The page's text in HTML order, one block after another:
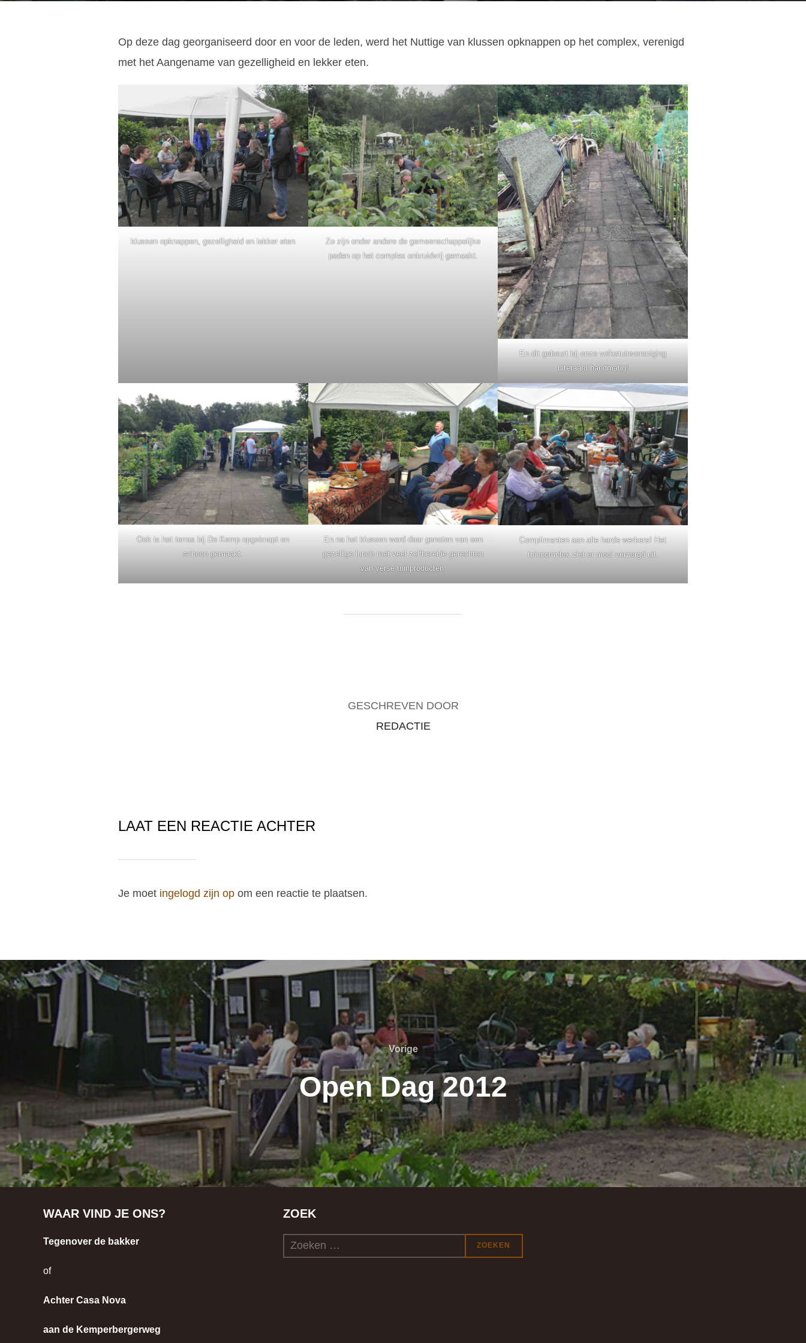
Op deze dag georganiseerd door en voor de leden, werd het Nuttige van klussen opknappen op het complex, verenigd
met het Aangename van gezelligheid en lekker eten.
klussen opknappen, gezelligheid en lekker eten
Zo zijn onder andere de gemeenschappelijke
paden op het complex onkruidvrij gemaakt.
En dit gebeurt bij onze volkstuinvereniging
uiteraard handmatig!
Ook is het terras bij De Kemp opgeknapt en
schoon gemaakt.
En na het klussen werd daar genoten van een
gezellige lunch met veel zelfbereide gerechten
van verse tuinproducten.
Complimenten aan alle harde werkers! Het
tuincomplex ziet er mooi verzorgd uit.
GESCHREVEN DOOR
REDACTIE
LAAT EEN REACTIE ACHTER
Je moet ingelogd zijn op om een reactie te plaatsen.
BERICHT
NAVIGATIE
Vorige
Vorige
Open Dag 2012
WAAR VIND JE ONS?
Tegenover de bakker
of
Achter Casa Nova
aan de Kemperbergerweg
ZOEK
Zoek
naar:
ZOEKEN